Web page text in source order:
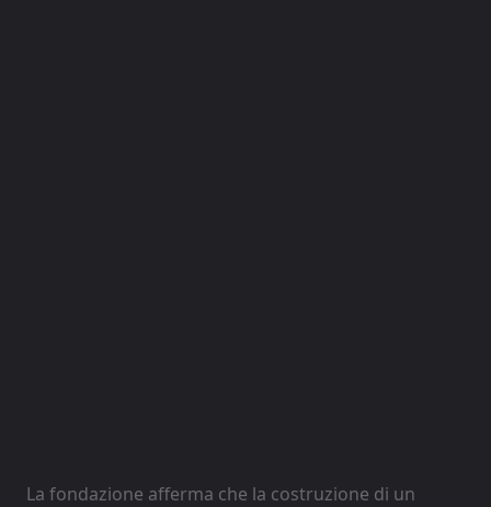
La fondazione afferma che la costruzione di un